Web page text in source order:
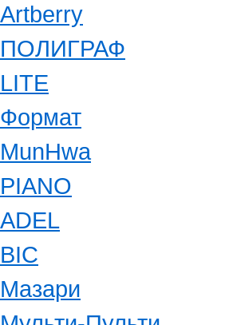
Artberry
ПОЛИГРАФ
LITE
Формат
MunHwa
PIANO
ADEL
BIC
Мазари